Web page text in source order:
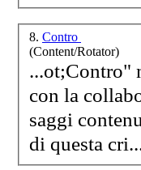
8. Contro
(Content/Rotator)
...ot;Contro"
con la
saggi
di questa